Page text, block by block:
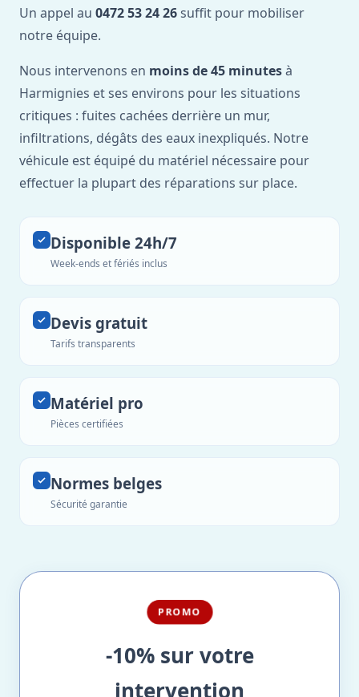
Un appel au 0472 53 24 26 suffit pour mobiliser
notre équipe.
Nous intervenons en moins de 45 minutesà
Harmignies et ses environs pour les situations
critiques : fuites cachées derrière un mur,
infiltrations, dégâts des eaux inexpliqués. Notre
véhicule est équipé du matériel nécessaire pour
effectuer la plupart des réparations sur place.
Disponible 24h/7
Week-ends et fériés inclus
Devis gratuit
Tarifs transparents
Matériel pro
Pièces certifiées
Normes belges
Sécurité garantie
PROMO
-10% sur votre
intervention